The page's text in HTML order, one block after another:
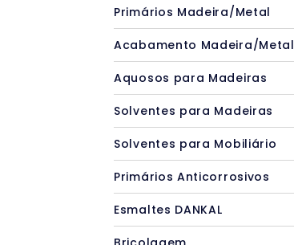
Primários Madeira/Metal
Acabamento Madeira/Metal
Aquosos para Madeiras
Solventes para Madeiras
Solventes para Mobiliário
Primários Anticorrosivos
Esmaltes DANKAL